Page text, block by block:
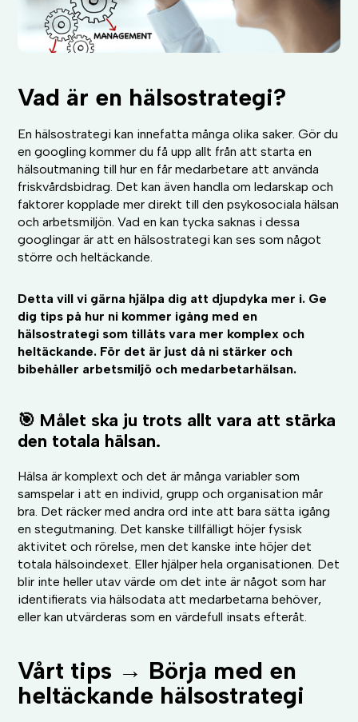
Vad är en hälsostrategi?
En hälsostrategi kan innefatta många olika saker. Gör du
en googling kommer du få upp allt från att starta en
hälsoutmaning till hur en får medarbetare att använda
friskvårdsbidrag. Det kan även handla om ledarskap och
faktorer kopplade mer direkt till den psykosociala hälsan
och arbetsmiljön. Vad en kan tycka saknas i dessa
googlingar är att en hälsostrategi kan ses som något
större och heltäckande.
Detta vill vi gärna hjälpa dig att djupdyka mer i. Ge
dig tips på hur ni kommer igång med en
hälsostrategi som tillåts vara mer komplex och
heltäckande. För det är just då ni stärker och
bibehåller arbetsmiljö och medarbetarhälsan.
🎯 Målet ska ju trots allt vara att stärka
den totala hälsan.
Hälsa är komplext och det är många variabler som
samspelar i att en individ, grupp och organisation mår
bra. Det räcker med andra ord inte att bara sätta igång
en stegutmaning. Det kanske tillfälligt höjer fysisk
aktivitet och rörelse, men det kanske inte höjer det
totala hälsoindexet. Eller hjälper hela organisationen. Det
blir inte heller utav värde om det inte är något som har
identifierats via hälsodata att medarbetarna behöver,
eller kan utvärderas som en värdefull insats efteråt.
Vårt tips → Börja med en
heltäckande hälsostrategi